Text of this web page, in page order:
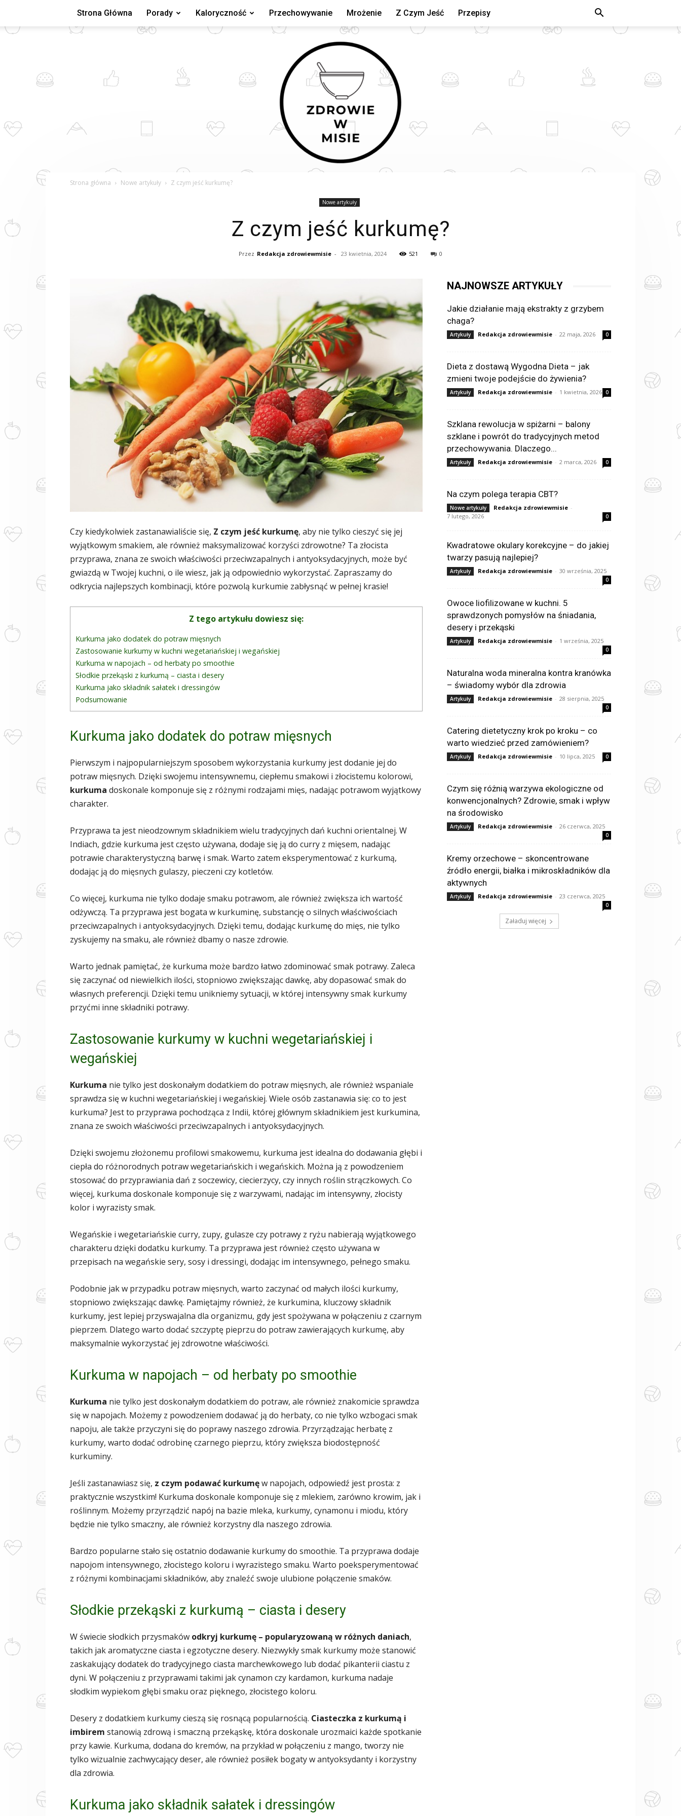
Strona Główna Porady Kaloryczność Przechowywanie Mrożenie Z Czym Jeść Przepisy
Strona główna Nowe artykuły Z czym jeść kurkumę?
Nowe artykuły
Z czym jeść kurkumę?
Przez Redakcja zdrowiewmisie - 23 kwietnia, 2024 521 0
Czy kiedykolwiek zastanawialiście się, Z czym jeść kurkumę, aby nie tylko cieszyć się jej
wyjątkowym smakiem, ale również maksymalizować korzyści zdrowotne? Ta złocista
przyprawa, znana ze swoich właściwości przeciwzapalnych i antyoksydacyjnych, może być
gwiazdą w Twojej kuchni, o ile wiesz, jak ją odpowiednio wykorzystać. Zapraszamy do
odkrycia najlepszych kombinacji, które pozwolą kurkumie zabłysnąć w pełnej krasie!
Z tego artykułu dowiesz się:
Kurkuma jako dodatek do potraw mięsnych
Zastosowanie kurkumy w kuchni wegetariańskiej i wegańskiej
Kurkuma w napojach – od herbaty po smoothie
Słodkie przekąski z kurkumą – ciasta i desery
Kurkuma jako składnik sałatek i dressingów
Podsumowanie
Kurkuma jako dodatek do potraw mięsnych
Pierwszym i najpopularniejszym sposobem wykorzystania kurkumy jest dodanie jej do
potraw mięsnych. Dzięki swojemu intensywnemu, ciepłemu smakowi i złocistemu kolorowi,
kurkuma doskonale komponuje się z różnymi rodzajami mięs, nadając potrawom wyjątkowy
charakter.
Przyprawa ta jest nieodzownym składnikiem wielu tradycyjnych dań kuchni orientalnej. W
Indiach, gdzie kurkuma jest często używana, dodaje się ją do curry z mięsem, nadając
potrawie charakterystyczną barwę i smak. Warto zatem eksperymentować z kurkumą,
dodając ją do mięsnych gulaszy, pieczeni czy kotletów.
Co więcej, kurkuma nie tylko dodaje smaku potrawom, ale również zwiększa ich wartość
odżywczą. Ta przyprawa jest bogata w kurkuminę, substancję o silnych właściwościach
przeciwzapalnych i antyoksydacyjnych. Dzięki temu, dodając kurkumę do mięs, nie tylko
zyskujemy na smaku, ale również dbamy o nasze zdrowie.
Warto jednak pamiętać, że kurkuma może bardzo łatwo zdominować smak potrawy. Zaleca
się zaczynać od niewielkich ilości, stopniowo zwiększając dawkę, aby dopasować smak do
własnych preferencji. Dzięki temu unikniemy sytuacji, w której intensywny smak kurkumy
przyćmi inne składniki potrawy.
Zastosowanie kurkumy w kuchni wegetariańskiej i
wegańskiej
Kurkuma nie tylko jest doskonałym dodatkiem do potraw mięsnych, ale również wspaniale
sprawdza się w kuchni wegetariańskiej i wegańskiej. Wiele osób zastanawia się: co to jest
kurkuma? Jest to przyprawa pochodząca z Indii, której głównym składnikiem jest kurkumina,
znana ze swoich właściwości przeciwzapalnych i antyoksydacyjnych.
Dzięki swojemu złożonemu profilowi smakowemu, kurkuma jest idealna do dodawania głębi i
ciepła do różnorodnych potraw wegetariańskich i wegańskich. Można ją z powodzeniem
stosować do przyprawiania dań z soczewicy, ciecierzycy, czy innych roślin strączkowych. Co
więcej, kurkuma doskonale komponuje się z warzywami, nadając im intensywny, złocisty
kolor i wyrazisty smak.
Wegańskie i wegetariańskie curry, zupy, gulasze czy potrawy z ryżu nabierają wyjątkowego
charakteru dzięki dodatku kurkumy. Ta przyprawa jest również często używana w
przepisach na wegańskie sery, sosy i dressingi, dodając im intensywnego, pełnego smaku.
Podobnie jak w przypadku potraw mięsnych, warto zaczynać od małych ilości kurkumy,
stopniowo zwiększając dawkę. Pamiętajmy również, że kurkumina, kluczowy składnik
kurkumy, jest lepiej przyswajalna dla organizmu, gdy jest spożywana w połączeniu z czarnym
pieprzem. Dlatego warto dodać szczyptę pieprzu do potraw zawierających kurkumę, aby
maksymalnie wykorzystać jej zdrowotne właściwości.
Kurkuma w napojach – od herbaty po smoothie
Kurkuma nie tylko jest doskonałym dodatkiem do potraw, ale również znakomicie sprawdza
się w napojach. Możemy z powodzeniem dodawać ją do herbaty, co nie tylko wzbogaci smak
napoju, ale także przyczyni się do poprawy naszego zdrowia. Przyrządzając herbatę z
kurkumy, warto dodać odrobinę czarnego pieprzu, który zwiększa biodostępność
kurkuminy.
Jeśli zastanawiasz się, z czym podawać kurkumęw napojach, odpowiedź jest prosta: z
praktycznie wszystkim! Kurkuma doskonale komponuje się z mlekiem, zarówno krowim, jak i
roślinnym. Możemy przyrządzić napój na bazie mleka, kurkumy, cynamonu i miodu, który
będzie nie tylko smaczny, ale również korzystny dla naszego zdrowia.
Bardzo popularne stało się ostatnio dodawanie kurkumy do smoothie. Ta przyprawa dodaje
napojom intensywnego, złocistego koloru i wyrazistego smaku. Warto poeksperymentować
z różnymi kombinacjami składników, aby znaleźć swoje ulubione połączenie smaków.
Słodkie przekąski z kurkumą – ciasta i desery
W świecie słodkich przysmaków odkryj kurkumę – popularyzowaną w różnych daniach,
takich jak aromatyczne ciasta i egzotyczne desery. Niezwykły smak kurkumy może stanowić
zaskakujący dodatek do tradycyjnego ciasta marchewkowego lub dodać pikanterii ciastu z
dyni. W połączeniu z przyprawami takimi jak cynamon czy kardamon, kurkuma nadaje
słodkim wypiekom głębi smaku oraz pięknego, złocistego koloru.
Desery z dodatkiem kurkumy cieszą się rosnącą popularnością. Ciasteczka z kurkumą i
imbirem stanowią zdrową i smaczną przekąskę, która doskonale urozmaici każde spotkanie
przy kawie. Kurkuma, dodana do kremów, na przykład w połączeniu z mango, tworzy nie
tylko wizualnie zachwycający deser, ale również posiłek bogaty w antyoksydanty i korzystny
dla zdrowia.
Kurkuma jako składnik sałatek i dressingów
NAJNOWSZE ARTYKUŁY
Jakie działanie mają ekstrakty z grzybem
chaga?
Artykuły Redakcja zdrowiewmisie - 22 maja, 2026 0
Dieta z dostawą Wygodna Dieta – jak
zmieni twoje podejście do żywienia?
Artykuły Redakcja zdrowiewmisie - 1 kwietnia, 2026 0
Szklana rewolucja w spiżarni – balony
szklane i powrót do tradycyjnych metod
przechowywania. Dlaczego...
Artykuły Redakcja zdrowiewmisie - 2 marca, 2026 0
Na czym polega terapia CBT?
Nowe artykuły Redakcja zdrowiewmisie -
7 lutego, 2026
0
Kwadratowe okulary korekcyjne – do jakiej
twarzy pasują najlepiej?
Artykuły Redakcja zdrowiewmisie - 30 września, 2025
0
Owoce liofilizowane w kuchni. 5
sprawdzonych pomysłów na śniadania,
desery i przekąski
Artykuły Redakcja zdrowiewmisie - 1 września, 2025
0
Naturalna woda mineralna kontra kranówka
– świadomy wybór dla zdrowia
Artykuły Redakcja zdrowiewmisie - 28 sierpnia, 2025
0
Catering dietetyczny krok po kroku – co
warto wiedzieć przed zamówieniem?
Artykuły Redakcja zdrowiewmisie - 10 lipca, 2025 0
Czym się różnią warzywa ekologiczne od
konwencjonalnych? Zdrowie, smak i wpływ
na środowisko
Artykuły Redakcja zdrowiewmisie - 26 czerwca, 2025
0
Kremy orzechowe – skoncentrowane
źródło energii, białka i mikroskładników dla
aktywnych
Artykuły Redakcja zdrowiewmisie - 23 czerwca, 2025
0
Załaduj więcej